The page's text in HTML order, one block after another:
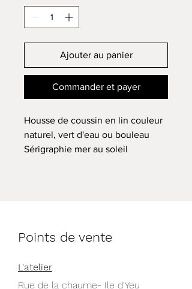
Ajouter au panier
Commander et payer
Housse de coussin en lin couleur
naturel, vert d'eau ou bouleau
Sérigraphie mer au soleil
possible
45€
Points de vente
L'atelier
Rue de la chaume- Ile d'Yeu